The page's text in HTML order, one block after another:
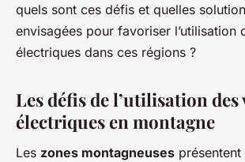
quels sont ces défis et quelles
envisagées pour favoriser l’utilisation
électriques dans ces régions ?
Les défis de l’utilisation des
électriques en montagne
Les zones montagneuses présentent